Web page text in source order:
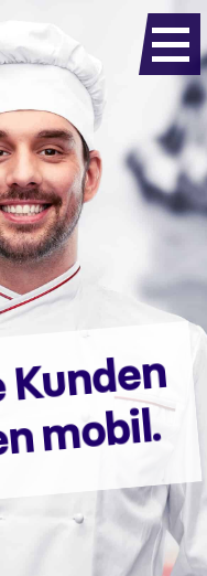
mobil.